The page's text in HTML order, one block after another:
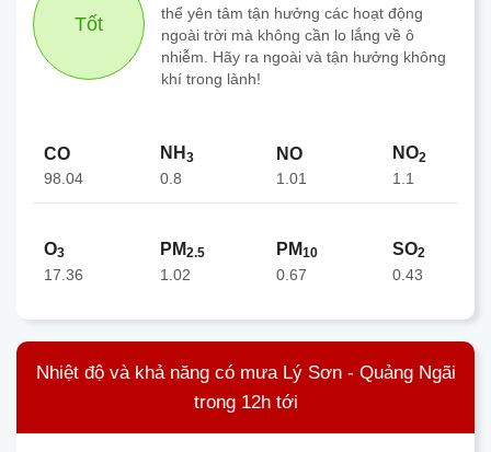
Tốt
thể yên tâm tận hưởng các hoạt động
ngoài trời mà không cần lo lắng về ô
nhiễm. Hãy ra ngoài và tận hưởng không
khí trong lành!
CO
98.04
NH 3
0.8
NO
1.01
NO2
1.1
O3
17.36
PM2.5
1.02
PM10
0.67
SO2
0.43
Nhiệt độ và khả năng có mưa Lý Sơn - Quảng Ngãi
trong 12h tới